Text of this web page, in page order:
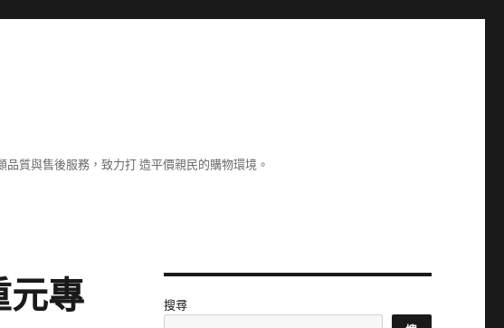
質與售後服務，致力打 造平價親民的購物環境。
元專
搜尋